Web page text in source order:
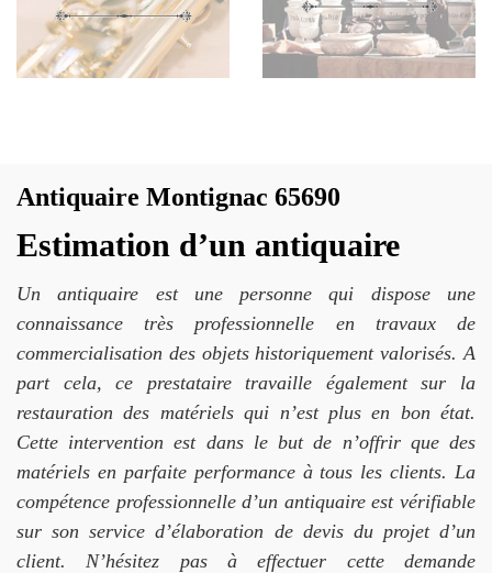
Antiquaire Montignac 65690
Estimation d’un antiquaire
Un antiquaire est une personne qui dispose une
connaissance très professionnelle en travaux de
commercialisation des objets historiquement valorisés. A
part cela, ce prestataire travaille également sur la
restauration des matériels qui n’est plus en bon état.
Cette intervention est dans le but de n’offrir que des
matériels en parfaite performance à tous les clients. La
compétence professionnelle d’un antiquaire est vérifiable
sur son service d’élaboration de devis du projet d’un
client. N’hésitez pas à effectuer cette demande